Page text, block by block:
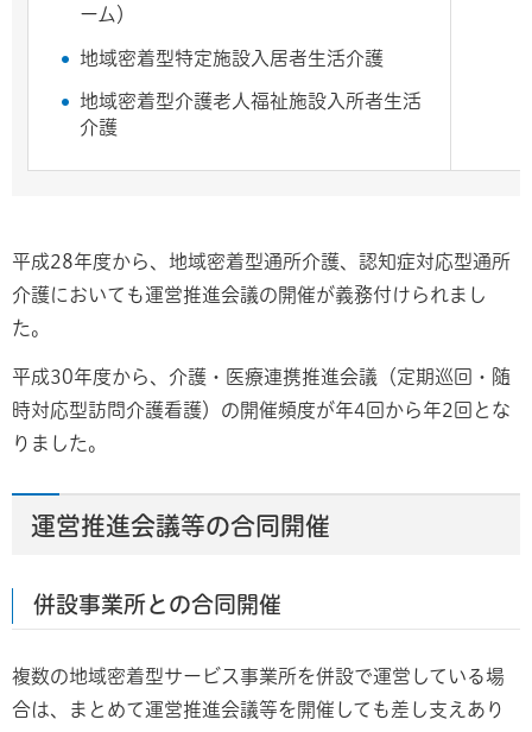
ーム）
地域密着型特定施設入居者生活介護
地域密着型介護老人福祉施設入所者生活
介護
平成28年度から、地域密着型通所介護、認知症対応型通所
介護においても運営推進会議の開催が義務付けられまし
た。
平成30年度から、介護・医療連携推進会議（定期巡回・随
時対応型訪問介護看護）の開催頻度が年4回から年2回とな
りました。
運営推進会議等の合同開催
併設事業所との合同開催
複数の地域密着型サービス事業所を併設で運営している場
合は、まとめて運営推進会議等を開催しても差し支えあり